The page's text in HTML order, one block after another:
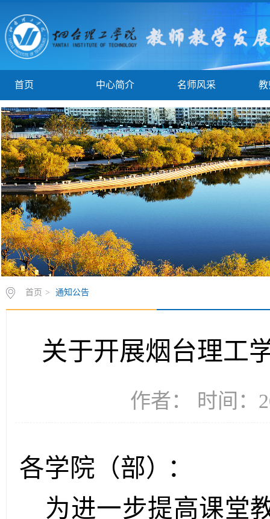
首页 中心简介 名师风采 教
首页 > 通知公告
关于开展烟台理工
作者： 时间：
各学院（部）：
为进一步提高课堂